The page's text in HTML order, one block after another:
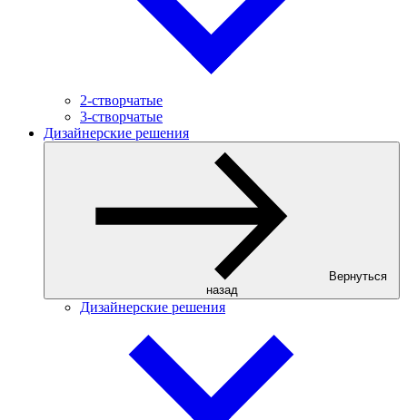
2-створчатые
3-створчатые
Дизайнерские решения
Вернуться
назад
Дизайнерские решения